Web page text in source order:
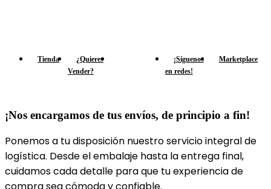
Tienda
¿Quieres
Vender?
¡Síguenos
en redes!
Marketplace
¡Nos encargamos de tus envíos, de principio a fin!
Ponemos a tu disposición nuestro servicio integral de
logística. Desde el embalaje hasta la entrega final,
cuidamos cada detalle para que tu experiencia de